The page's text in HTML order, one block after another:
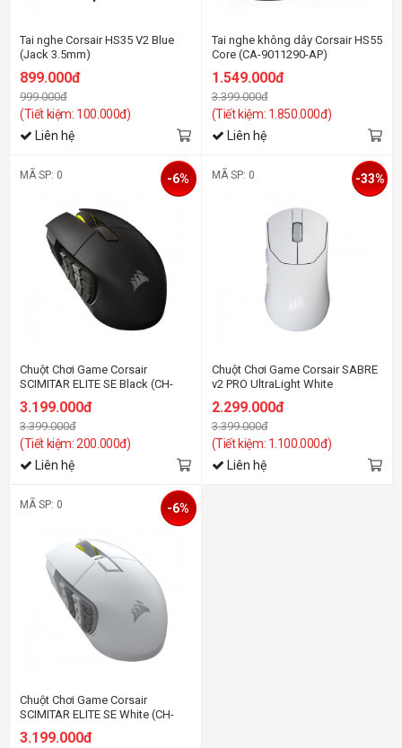
Tai nghe Corsair HS35 V2 Blue
(Jack 3.5mm)
899.000đ
999.000đ
(Tiết kiệm: 100.000đ)
Liên hệ
Tai nghe không dây Corsair HS55
Core (CA-9011290-AP)
1.549.000đ
3.399.000đ
(Tiết kiệm: 1.850.000đ)
Liên hệ
MÃ SP: 0
Chuột Chơi Game Corsair
SCIMITAR ELITE SE Black (CH-
9314014-AP)
3.199.000đ
3.399.000đ
(Tiết kiệm: 200.000đ)
-6%
Liên hệ
MÃ SP: 0
Chuột Chơi Game Corsair SABRE
v2 PRO UltraLight White
2.299.000đ
3.399.000đ
(Tiết kiệm: 1.100.000đ)
-33%
Liên hệ
MÃ SP: 0
Chuột Chơi Game Corsair
SCIMITAR ELITE SE White (CH-
3.199.000đ
-6%